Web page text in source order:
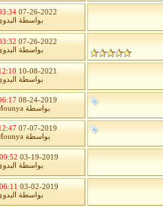
07-26-2022
PM
بواسطة
07-26-2022
PM
بواسطة
10-08-2021
PM
بواسطة
08-24-2019
PM
بواسطة
07-07-2019
PM
بواسطة
03-19-2019
09:52 AM
بواسطة
03-02-2019
06:11 AM
بواسطة